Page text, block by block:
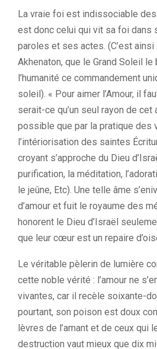
La vraie foi est indissociable
est donc celui qui vit sa foi dans
paroles et ses actes. (C’est
Akhenaton, que le Grand Soleil
l’humanité ce commandement
soleil). « Pour aimer l’Amour, il
serait-ce qu’un seul rayon de cet
possible que par la pratique des
l’intériorisation des saintes
croyant s’approche du Dieu
purification, la méditation,
le jeûne, Etc). Une telle âme
d’amour et fuit le royaume des
honorent le Dieu d’Israël
que leur cœur est un repaire
Le véritable pèlerin de lumière
cette noble vérité : l’amour ne
vivantes, car il recèle soixante-
pourtant, son poison est doux
lèvres de l’amant et de ceux qui
destruction vaut mieux que dix